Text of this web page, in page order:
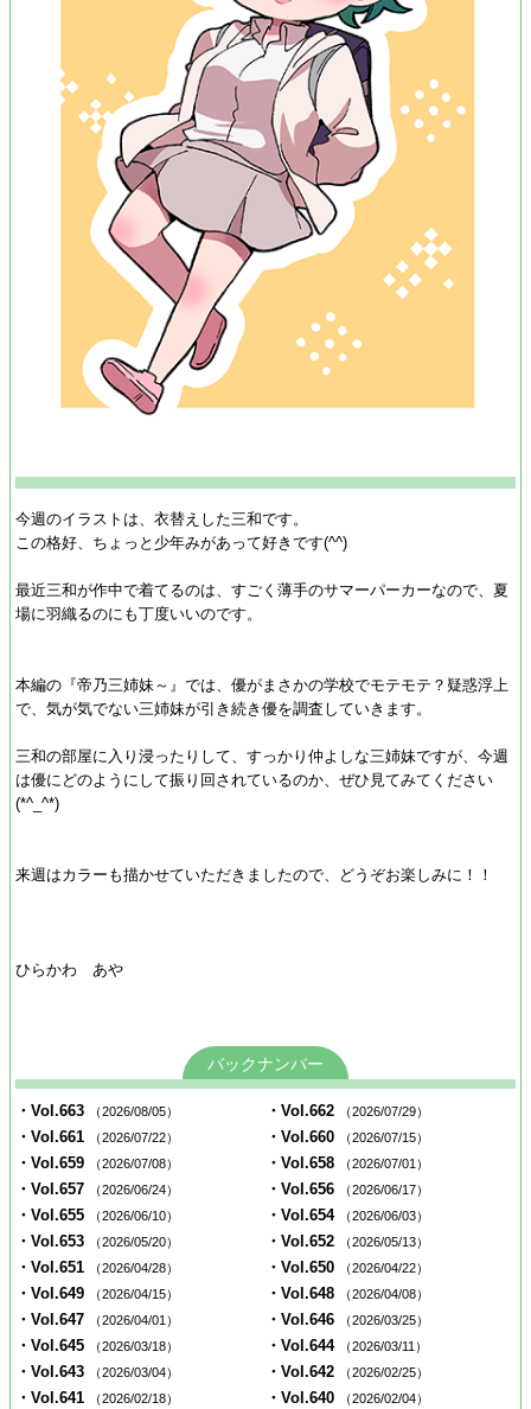
今週のイラストは、衣替えした三和です。
この格好、ちょっと少年みがあって好きです(^^)
最近三和が作中で着てるのは、すごく薄手のサマーパーカーなので、夏
場に羽織るのにも丁度いいのです。
本編の『帝乃三姉妹～』では、優がまさかの学校でモテモテ？疑惑浮上
で、気が気でない三姉妹が引き続き優を調査していきます。
三和の部屋に入り浸ったりして、すっかり仲よしな三姉妹ですが、今週
は優にどのようにして振り回されているのか、ぜひ見てみてください
(*^_^*)
来週はカラーも描かせていただきましたので、どうぞお楽しみに！！
ひらかわ あや
バックナンバー
・Vol.663 （2026/08/05） ・Vol.662 （2026/07/29）
・Vol.661 （2026/07/22） ・Vol.660 （2026/07/15）
・Vol.659 （2026/07/08） ・Vol.658 （2026/07/01）
・Vol.657 （2026/06/24） ・Vol.656 （2026/06/17）
・Vol.655 （2026/06/10） ・Vol.654 （2026/06/03）
・Vol.653 （2026/05/20） ・Vol.652 （2026/05/13）
・Vol.651 （2026/04/28） ・Vol.650 （2026/04/22）
・Vol.649 （2026/04/15） ・Vol.648 （2026/04/08）
・Vol.647 （2026/04/01） ・Vol.646 （2026/03/25）
・Vol.645 （2026/03/18） ・Vol.644 （2026/03/11）
・Vol.643 （2026/03/04） ・Vol.642 （2026/02/25）
・Vol.641 （2026/02/18） ・Vol.640 （2026/02/04）